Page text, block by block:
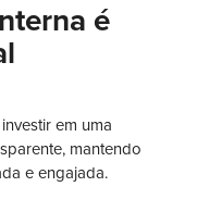
é
em uma
mantendo
e engajada.